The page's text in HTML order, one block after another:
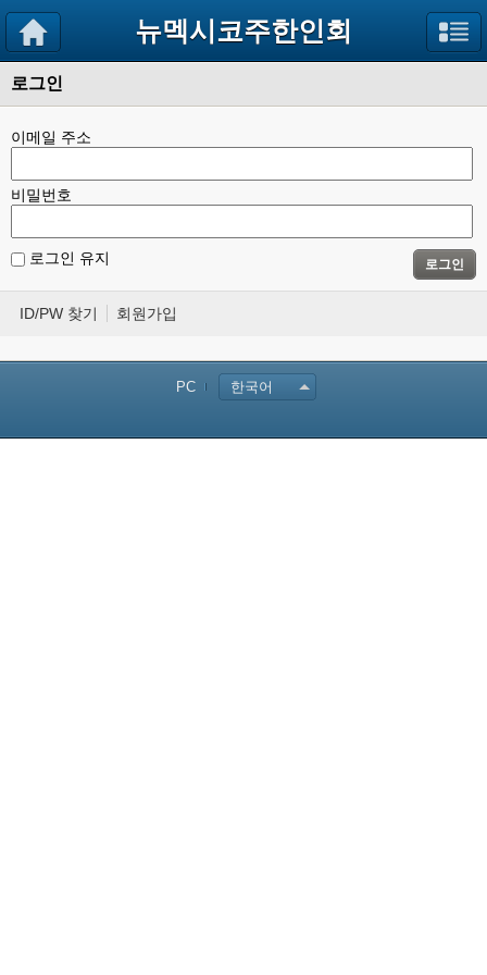
뉴멕시코주한인회
로그인
이메일 주소
비밀번호
로그인 유지 로그인
ID/PW 찾기 회원가입
PC 한국어